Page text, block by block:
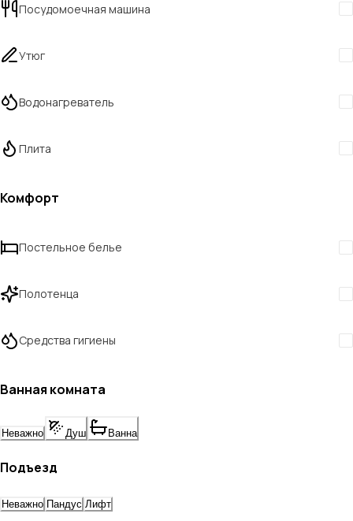
Посудомоечная машина
Утюг
Водонагреватель
Плита
Комфорт
Постельное белье
Полотенца
Средства гигиены
Ванная комната
Неважно Душ Ванна
Подъезд
Неважно Пандус Лифт